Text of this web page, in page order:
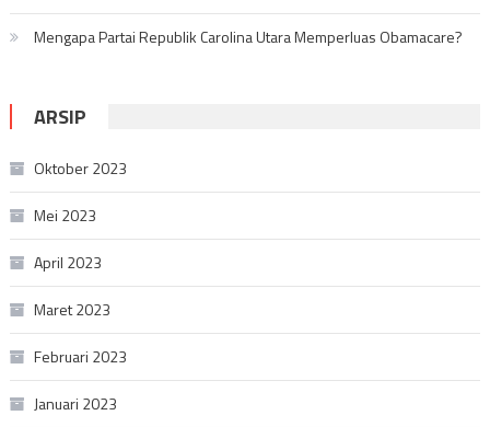
Mengapa Partai Republik Carolina Utara Memperluas Obamacare?
ARSIP
Oktober 2023
Mei 2023
April 2023
Maret 2023
Februari 2023
Januari 2023